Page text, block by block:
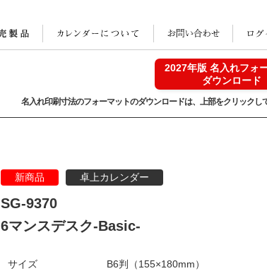
2027年版 名入れフォ
ダウンロード
名入れ印刷寸法のフォーマットのダウンロードは、 上部をクリックし
新商品 卓上カレンダー
SG-9370
6マンスデスク-Basic-
サイズ B6判（155×180mm）